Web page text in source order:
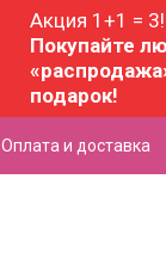
Акция 1+1 = 3!
Покупайте
подарок!
Оплата и доставка